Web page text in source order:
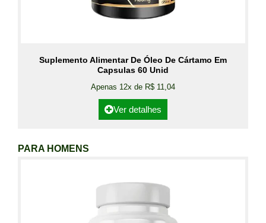
Suplemento Alimentar De Óleo De Cártamo Em
Capsulas 60 Unid
Apenas 12x de R$ 11,04
Ver detalhes
PARA HOMENS